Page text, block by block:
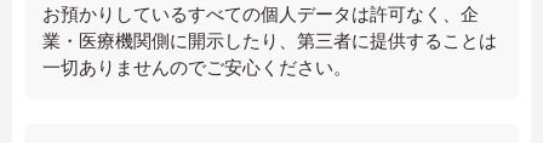
お預かりしているすべての個人データは許可なく、企
業・医療機関側に開示したり、第三者に提供することは
一切ありませんのでご安心ください。